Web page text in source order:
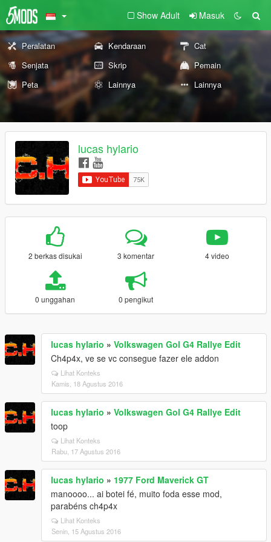
Show Adult Masuk
Peralatan Kendaraan
Cat
Senjata
Skrip
Pemain
Peta
Lainnya Lainnya
lucas hylario
2 berkas disukai 3 komentar 4 video
0 unggahan 0 pengikut
lucas hylario » Volkswagen Gol G4 Rallye Edit
Ch4p4x, ve se vc consegue fazer ele addon
Lihat Konteks
Kamis, 18 Agustus 2016
lucas hylario » Volkswagen Gol G4 Rallye Edit
toop
Lihat Konteks
Rabu, 17 Agustus 2016
lucas hylario » 1977 Ford Maverick GT
manoooo... ai botei fé, muito foda esse mod,
parabéns ch4p4x
Lihat Konteks
Senin, 15 Agustus 2016